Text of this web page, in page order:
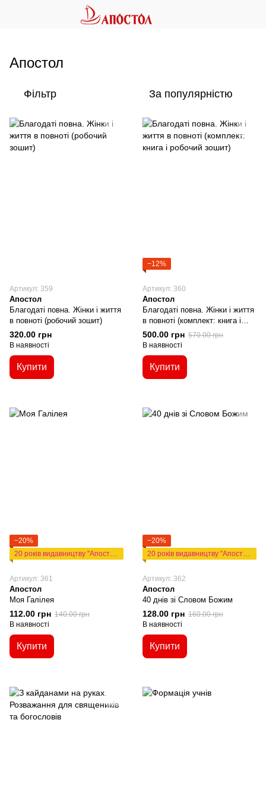
Апостол
Фільтр За популярністю
Артикул: 359
Апостол
Благодаті повна. Жінки і життя
в повноті (робочий зошит)
320.00 грн
В наявності
Купити
−12%
Артикул: 360
Апостол
Благодаті повна. Жінки і життя
в повноті (комплект: книга і
робочий зошит)
500.00 грн 570.00 грн
В наявності
Купити
−20%
20 років видавництву "Апостол"
Артикул: 361
Апостол
Моя Галілея
112.00 грн 140.00 грн
В наявності
Купити
−20%
20 років видавництву "Апостол"
Артикул: 362
Апостол
40 днів зі Словом Божим
128.00 грн 160.00 грн
В наявності
Купити